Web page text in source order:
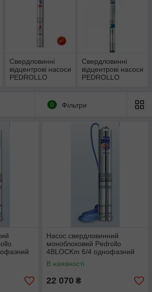
Свердловинні
відцентрові насоси
PEDROLLO
діаметром від 100
Свердловинні
відцентрові насоси
PEDROLLO
діаметром від 150
мм)
0 Фільтри
Насос свердловинний
моноблоковий Pedrollo
4BLOCKm 6/4 однофазний
В наявності
22 070 ₴